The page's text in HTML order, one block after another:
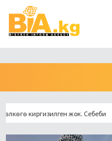
киргизилген жок. Себеби